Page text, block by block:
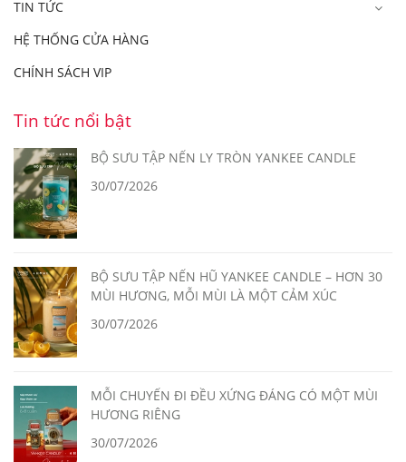
TIN TỨC
HỆ THỐNG CỬA HÀNG
CHÍNH SÁCH VIP
Tin tức nổi bật
BỘ SƯU TẬP NẾN LY TRÒN YANKEE CANDLE
30/07/2026
BỘ SƯU TẬP NẾN HŨ YANKEE CANDLE – HƠN 30
MÙI HƯƠNG, MỖI MÙI LÀ MỘT CẢM XÚC
30/07/2026
MỖI CHUYẾN ĐI ĐỀU XỨNG ĐÁNG CÓ MỘT MÙI
HƯƠNG RIÊNG
30/07/2026